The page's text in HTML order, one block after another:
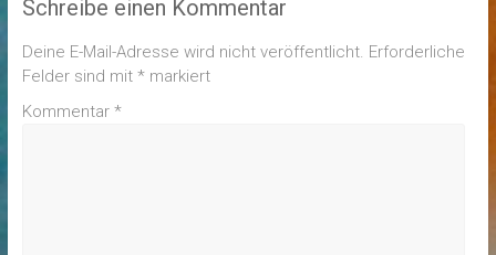
Schreibe einen Kommentar
Deine E-Mail-Adresse wird nicht veröffentlicht. Erforderliche
Felder sind mit *markiert
Kommentar *